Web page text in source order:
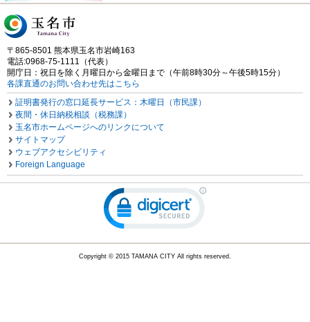
〒865-8501 熊本県玉名市岩崎163
電話:0968-75-1111（代表）
開庁日：祝日を除く月曜日から金曜日まで（午前8時30分～午後5時15分）
各課直通のお問い合わせ先はこちら
証明書発行の窓口延長サービス：木曜日（市民課）
夜間・休日納税相談（税務課）
玉名市ホームページへのリンクについて
サイトマップ
ウェブアクセシビリティ
Foreign Language
Copyright © 2015 TAMANA CITY All rights reserved.